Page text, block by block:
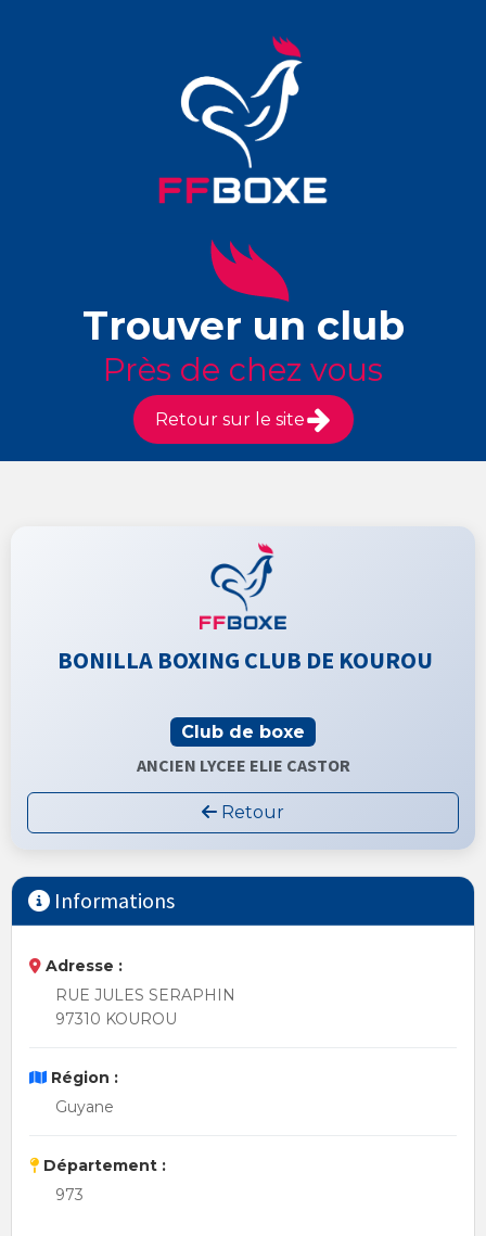
Trouver un club
Près de chez vous
Retour sur le site
BONILLA BOXING CLUB DE KOUROU
Club de boxe
ANCIEN LYCEE ELIE CASTOR
Retour
Informations
Adresse :
RUE JULES SERAPHIN
97310 KOUROU
Région :
Guyane
Département :
973